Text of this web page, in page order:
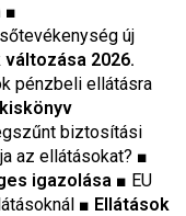
■
új
2026.
pénzbeli ellátásra
biztosítási
az ellátásokat? ■
igazolása ■ EU
■ Ellátások